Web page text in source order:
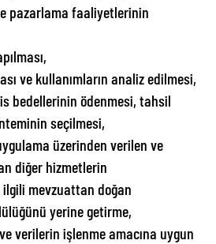
pazarlama faaliyetlerinin
ve kullanımların analiz edilmesi,
bedellerinin ödenmesi, tahsil
seçilmesi,
üzerinden verilen ve
diğer hizmetlerin
mevzuattan doğan
yerine getirme,
verilerin işlenme amacına uygun